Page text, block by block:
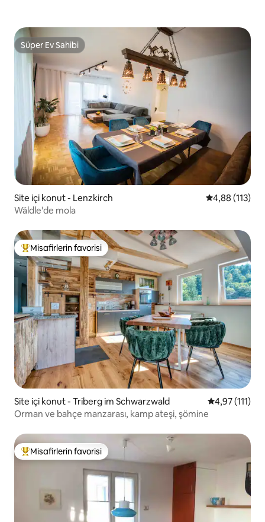
Süper Ev Sahibi
Süper Ev Sahibi
Site içi konut - Lenzkirch 5 üzerinden
4,88 (113)
Wäldle'de mola
Misafirlerin favorilerinden en beğenilenler arasında
Misafirlerin favorisi
Site içi konut - Triberg im Schwarzwald 5 üzerinden
4,97 (111)
Orman ve bahçe manzarası, kamp ateşi, şömine
Misafirlerin favorilerinden en beğenilenler arasında
Misafirlerin favorisi